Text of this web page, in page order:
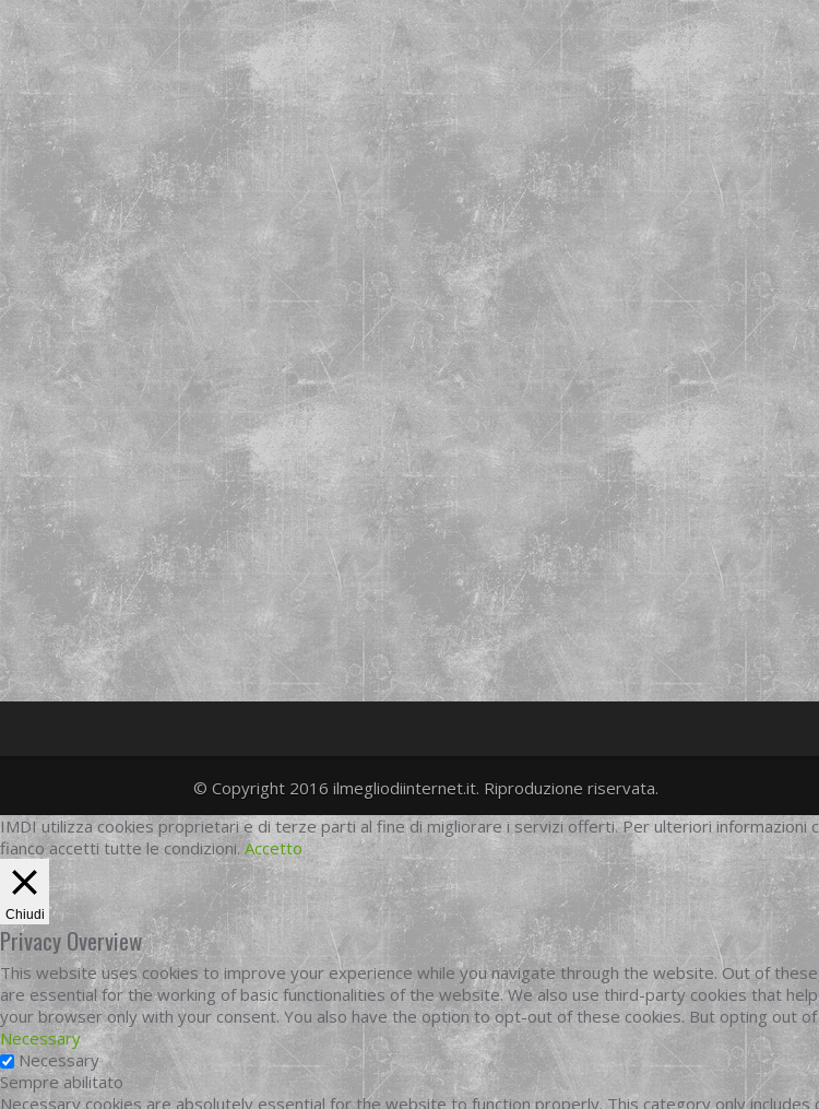
twittergoogleplus
facebook
© Copyright 2016 ilmegliodiinternet.it. Riproduzione riservata.
IMDI utilizza cookies proprietari e di terze parti al fine di migliorare i servizi offerti. Per ulteriori informazioni
fianco accetti tutte le condizioni. Accetto
Chiudi
Privacy Overview
This website uses cookies to improve your experience while you navigate through the website. Out of
are essential for the working of basic functionalities of the website. We also use third-party cookies that
your browser only with your consent. You also have the option to opt-out of these cookies. But opting out
Necessary
Necessary
Sempre abilitato
Necessary cookies are absolutely essential for the website to function properly. This category only